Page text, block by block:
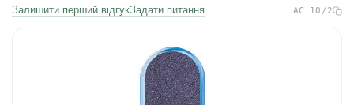
Залишити перший відгукЗадати питання AC 10/2